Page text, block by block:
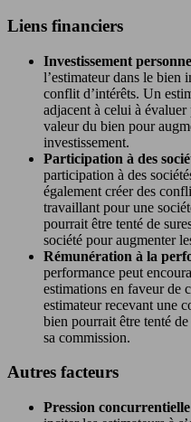
Liens financiers
Investissement
l’estimateur dans le bien
conflit d’intérêts. Un
adjacent à celui à
valeur du bien pour
investissement.
Participation à des
participation à des
également créer des
travaillant pour une
pourrait être tenté de
société pour augmenter
Rémunération à la
performance peut
estimations en faveur de
estimateur recevant une
bien pourrait être tenté
sa commission.
Autres facteurs
Pression